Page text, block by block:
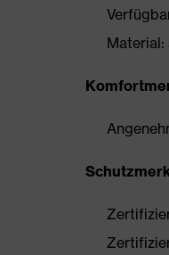
Material: